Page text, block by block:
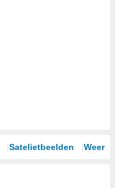
Satelietbeelden